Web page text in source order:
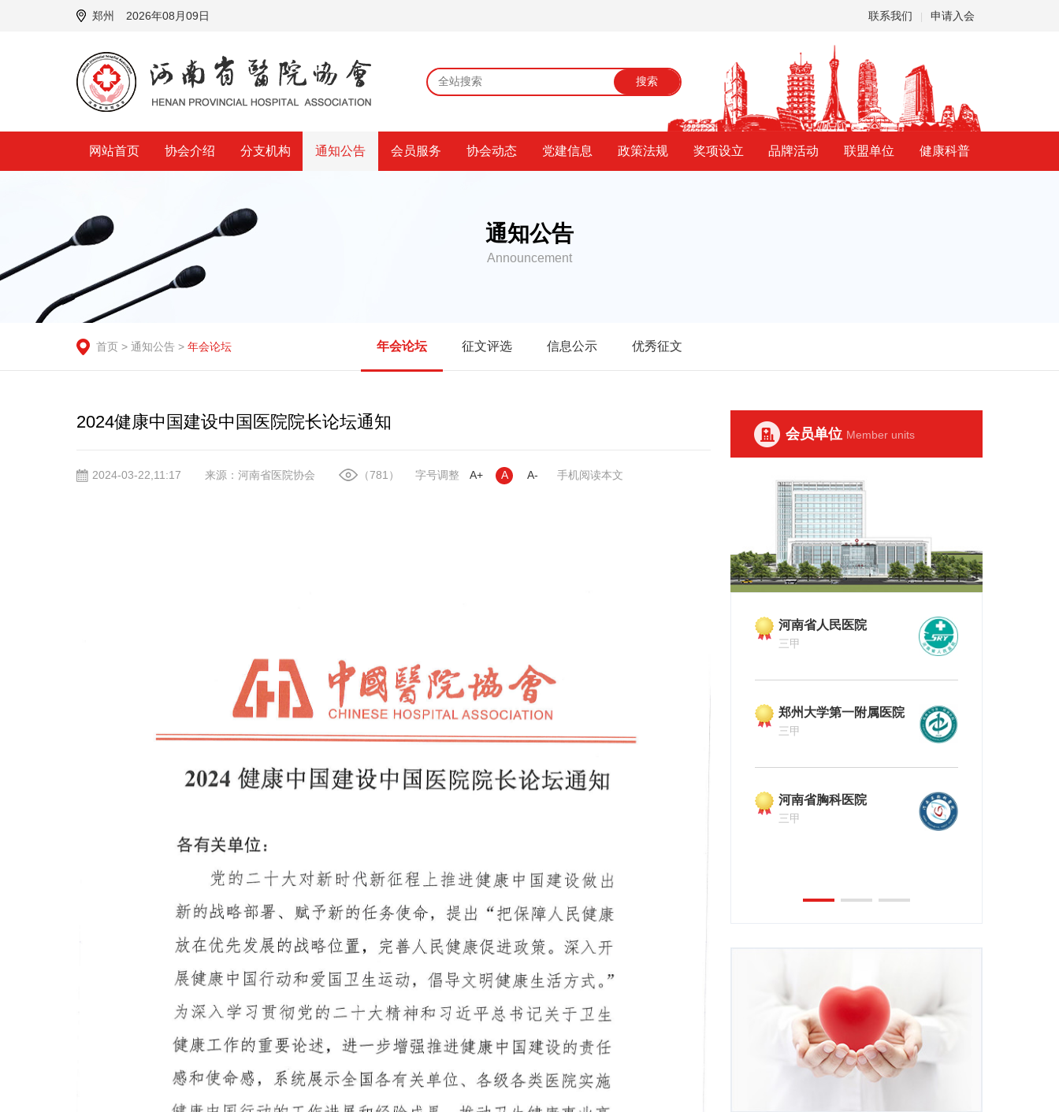
郑州 2026年08月09日 联系我们 申请入会
搜索
网站首页 协会介绍 分支机构 通知公告 会员服务 协会动态 党建信息 政策法规 奖项设立 品牌活动 联盟单位 健康科普
通知公告
Announcement
首页 > 通知公告 > 年会论坛 年会论坛 征文评选 信息公示 优秀征文
2024健康中国建设中国医院院长论坛通知
2024-03-22,11:17 来源：河南省医院协会 （781） 字号调整 A+ A A- 手机阅读本文
会员单位 Member units
河南省人民医院
三甲
郑州大学第一附属医院
三甲
河南省胸科医院
三甲